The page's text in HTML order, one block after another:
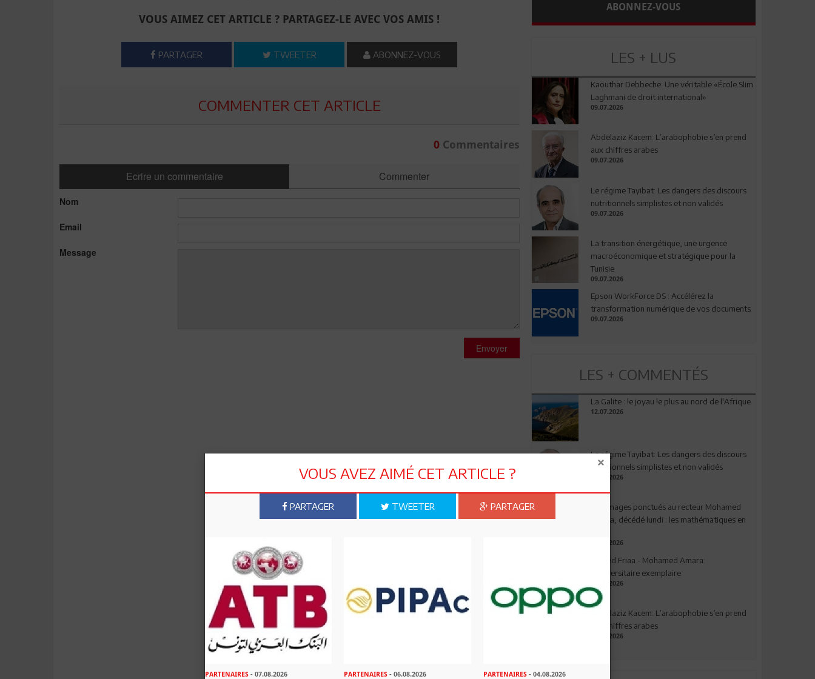
VOUS AIMEZ CET ARTICLE ? PARTAGEZ-LE AVEC VOS AMIS !
PARTAGER TWEETER ABONNEZ-VOUS
COMMENTER CET ARTICLE
0Commentaires
Ecrire un commentaire Commenter
Nom
Email
Message
Envoyer
ABONNEZ-VOUS
LES + LUS
Kaouthar Debbeche: Une véritable «École Slim
Laghmani de droit international»
09.07.2026
Abdelaziz Kacem: L’arabophobie s’en prend
aux chiffres arabes
09.07.2026
Le régime Tayibat: Les dangers des discours
nutritionnels simplistes et non validés
09.07.2026
La transition énergétique, une urgence
macroéconomique et stratégique pour la
Tunisie
09.07.2026
Epson WorkForce DS : Accélérez la
transformation numérique de vos documents
09.07.2026
LES + COMMENTÉS
La Galite : le joyau le plus au nord de l'Afrique
12.07.2026
Le régime Tayibat: Les dangers des discours
nutritionnels simplistes et non validés
09.07.2026
Hommages ponctués au recteur Mohamed
Amara, décédé lundi : les mathématiques en
03.08.2026
Ahmed Friaa - Mohamed Amara:
l’Universitaire exemplaire
04.08.2026
Abdelaziz Kacem: L’arabophobie s’en prend
aux chiffres arabes
09.07.2026
VOUS AVEZ AIMÉ CET ARTICLE ?
PARTAGER TWEETER PARTAGER
PARTENAIRES - 07.08.2026 PARTENAIRES - 06.08.2026 PARTENAIRES- 04.08.2026